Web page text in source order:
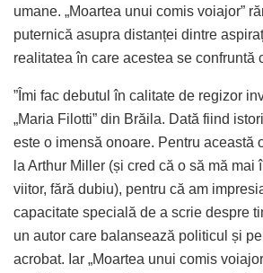
umane. „Moartea unui comis voiajor”
puternică asupra distanței dintre
realitatea în care acestea se confruntă
”Îmi fac debutul în calitate de regizor
„Maria Filotti” din Brăila. Dată fiind
este o imensă onoare. Pentru această
la Arthur Miller (și cred că o să mă mai
viitor, fără dubiu), pentru că am
capacitate specială de a scrie despre
un autor care balansează politicul și
acrobat. Iar „Moartea unui comis